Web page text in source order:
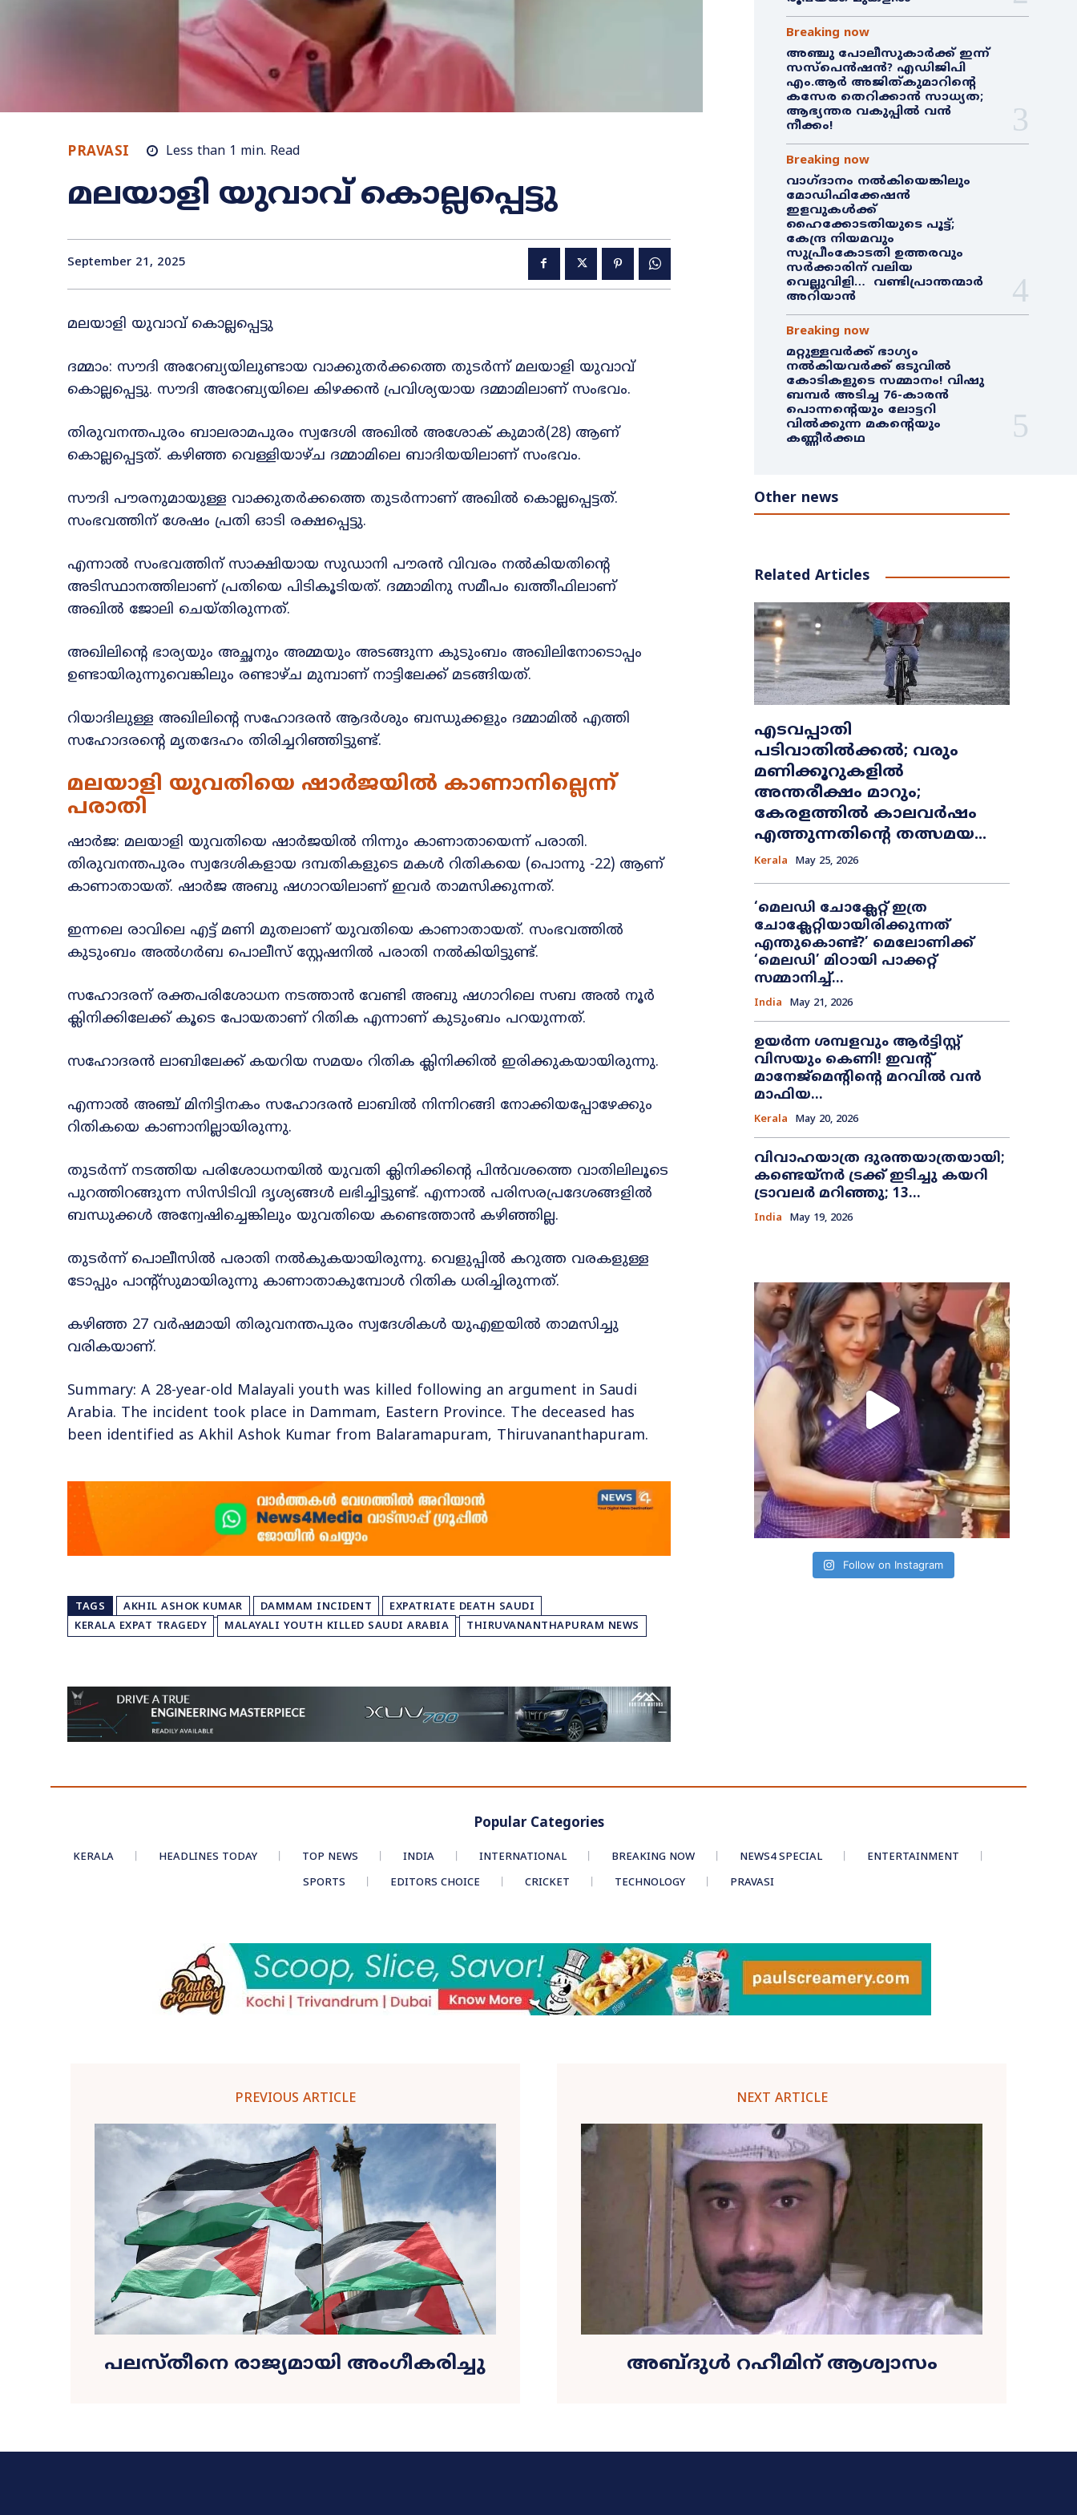
PRAVASI Less than 1 min. Read
മലയാളി യുവാവ് കൊല്ലപ്പെട്ടു
September 21, 2025
മലയാളി യുവാവ് കൊല്ലപ്പെട്ടു
ദമ്മാം: സൗദി അറേബ്യയിലുണ്ടായ വാക്കുതര്‍ക്കത്തെ തുടർന്ന് മലയാളി യുവാവ്
കൊല്ലപ്പെട്ടു. സൗദി അറേബ്യയിലെ കിഴക്കൻ പ്രവിശ്യയായ ദമ്മാമിലാണ് സംഭവം.
തിരുവനന്തപുരം ബാലരാമപുരം സ്വദേശി അഖില്‍ അശോക് കുമാർ(28) ആണ്
കൊല്ലപ്പെട്ടത്. കഴിഞ്ഞ വെള്ളിയാഴ്ച ദമ്മാമിലെ ബാദിയയിലാണ് സംഭവം.
സൗദി പൗരനുമായുള്ള വാക്കുതര്‍ക്കത്തെ തുടര്‍ന്നാണ് അഖില്‍ കൊല്ലപ്പെട്ടത്.
സംഭവത്തിന് ശേഷം പ്രതി ഓടി രക്ഷപ്പെട്ടു.
എന്നാൽ സംഭവത്തിന് സാക്ഷിയായ സുഡാനി പൗരൻ വിവരം നൽകിയതിന്റെ
അടിസ്ഥാനത്തിലാണ് പ്രതിയെ പിടികൂടിയത്. ദമ്മാമിനു സമീപം ഖത്തീഫിലാണ്
അഖില്‍ ജോലി ചെയ്തിരുന്നത്.
അഖിലിന്റെ ഭാര്യയും അച്ഛനും അമ്മയും അടങ്ങുന്ന കുടുംബം അഖിലിനോടൊപ്പം
ഉണ്ടായിരുന്നുവെങ്കിലും രണ്ടാഴ്ച മുമ്പാണ് നാട്ടിലേക്ക് മടങ്ങിയത്.
റിയാദിലുള്ള അഖിലിന്റെ സഹോദരന്‍ ആദര്‍ശും ബന്ധുക്കളും ദമ്മാമില്‍ എത്തി
സഹോദരന്റെ മൃതദേഹം തിരിച്ചറിഞ്ഞിട്ടുണ്ട്.
മലയാളി യുവതിയെ ഷാർജയിൽ കാണാനില്ലെന്ന്
പരാതി
ഷാർജ: മലയാളി യുവതിയെ ഷാർജയിൽ നിന്നും കാണാതായെന്ന് പരാതി.
തിരുവനന്തപുരം സ്വദേശികളായ ദമ്പതികളുടെ മകൾ റിതികയെ (പൊന്നു -22) ആണ്
കാണാതായത്. ഷാർജ അബു ഷഗാറയിലാണ് ഇവർ താമസിക്കുന്നത്.
ഇന്നലെ രാവിലെ എട്ട് മണി മുതലാണ് യുവതിയെ കാണാതായത്. സംഭവത്തിൽ
കുടുംബം അൽഗർബ പൊലീസ് സ്റ്റേഷനിൽ പരാതി നൽകിയിട്ടുണ്ട്.
സഹോദരന് രക്തപരിശോധന നടത്താൻ വേണ്ടി അബു ഷഗാറിലെ സബ അൽ നൂർ
ക്ലിനിക്കിലേക്ക് കൂടെ പോയതാണ് റിതിക എന്നാണ് കുടുംബം പറയുന്നത്.
സഹോദരൻ ലാബിലേക്ക് കയറിയ സമയം റിതിക ക്ലിനിക്കിൽ ഇരിക്കുകയായിരുന്നു.
എന്നാൽ അഞ്ച് മിനിട്ടിനകം സഹോദരൻ ലാബിൽ നിന്നിറങ്ങി നോക്കിയപ്പോഴേക്കും
റിതികയെ കാണാനില്ലായിരുന്നു.
തുടർന്ന് നടത്തിയ പരിശോധനയിൽ യുവതി ക്ലിനിക്കിന്റെ പിൻവശത്തെ വാതിലിലൂടെ
പുറത്തിറങ്ങുന്ന സിസിടിവി ദൃശ്യങ്ങൾ ലഭിച്ചിട്ടുണ്ട്. എന്നാൽ പരിസരപ്രദേശങ്ങളിൽ
ബന്ധുക്കൾ അന്വേഷിച്ചെങ്കിലും യുവതിയെ കണ്ടെത്താൻ കഴിഞ്ഞില്ല.
തുടർന്ന് പൊലീസിൽ പരാതി നൽകുകയായിരുന്നു. വെളുപ്പിൽ കറുത്ത വരകളുള്ള
ടോപ്പും പാന്റ്സുമായിരുന്നു കാണാതാകുമ്പോൾ റിതിക ധരിച്ചിരുന്നത്.
കഴിഞ്ഞ 27 വർഷമായി തിരുവനന്തപുരം സ്വദേശികൾ യുഎഇയിൽ താമസിച്ചു
വരികയാണ്.
Summary: A 28-year-old Malayali youth was killed following an argument in Saudi
Arabia. The incident took place in Dammam, Eastern Province. The deceased has
been identified as Akhil Ashok Kumar from Balaramapuram, Thiruvananthapuram.
TAGS AKHIL ASHOK KUMAR DAMMAM INCIDENT
EXPATRIATE DEATH SAUDI
KERALA EXPAT TRAGEDY
MALAYALI YOUTH KILLED SAUDI ARABIA THIRUVANANTHAPURAM NEWS
Breaking now
അഞ്ചു പോലീസുകാർക്ക് ഇന്ന്
സസ്‌പെൻഷൻ? എഡിജിപി
എം.ആർ അജിത്കുമാറിൻ്റെ
കസേര തെറിക്കാൻ സാധ്യത;
ആഭ്യന്തര വകുപ്പിൽ വൻ
നീക്കം!
Breaking now
വാഗ്ദാനം നൽകിയെങ്കിലും
മോഡിഫിക്കേഷൻ
ഇളവുകൾക്ക്
ഹൈക്കോടതിയുടെ പൂട്ട്;
കേന്ദ്ര നിയമവും
സുപ്രീംകോടതി ഉത്തരവും
സർക്കാരിന് വലിയ
വെല്ലുവിളി… വണ്ടിപ്രാന്തന്മാർ
അറിയാൻ
Breaking now
മറ്റുള്ളവർക്ക് ഭാഗ്യം
നൽകിയവർക്ക് ഒടുവിൽ
കോടികളുടെ സമ്മാനം! വിഷു
ബമ്പർ അടിച്ച 76-കാരൻ
പൊന്നന്റെയും ലോട്ടറി
വിൽക്കുന്ന മകന്റെയും
കണ്ണീർക്കഥ
Other news
Related Articles
എടവപ്പാതി
പടിവാതിൽക്കൽ; വരും
മണിക്കൂറുകളിൽ
അന്തരീക്ഷം മാറും;
കേരളത്തിൽ കാലവർഷം
എത്തുന്നതിന്റെ തത്സമയ...
Kerala May 25, 2026
​‘മെലഡി ചോക്ലേറ്റ് ഇത്ര
ചോക്ലേറ്റിയായിരിക്കുന്നത്
എന്തുകൊണ്ട്?’ മെലോണിക്ക്
‘മെലഡി’ മിഠായി പാക്കറ്റ്
സമ്മാനിച്ച്...
India May 21, 2026
ഉയർന്ന ശമ്പളവും ആർട്ടിസ്റ്റ്
വിസയും കെണി! ഇവന്റ്
മാനേജ്‌മെന്റിന്റെ മറവിൽ വൻ
മാഫിയ...
Kerala May 20, 2026
വിവാഹയാത്ര ദുരന്തയാത്രയായി;
കണ്ടെയ്നർ ട്രക്ക് ഇടിച്ചു കയറി
ട്രാവലർ മറിഞ്ഞു; 13...
India May 19, 2026
Follow on Instagram
Popular Categories
KERALA HEADLINES TODAY TOP NEWS INDIA INTERNATIONAL BREAKING NOW NEWS4 SPECIAL
ENTERTAINMENT
SPORTS
EDITORS CHOICE CRICKET TECHNOLOGY PRAVASI
PREVIOUS ARTICLE
പലസ്തീനെ രാജ്യമായി അംഗീകരിച്ചു
NEXT ARTICLE
അബ്ദുൾ റഹീമിന് ആശ്വാസം